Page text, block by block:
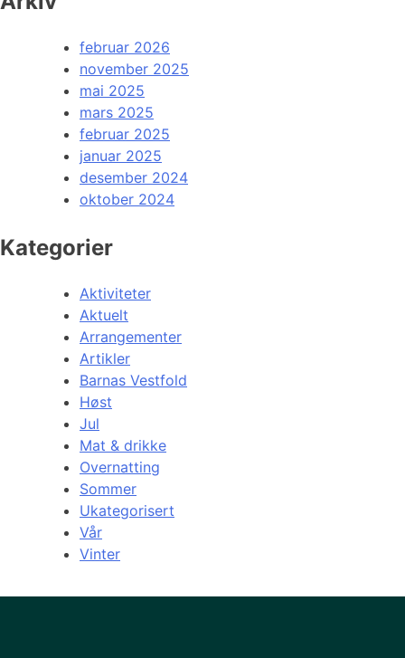
februar 2026
november 2025
mai 2025
mars 2025
februar 2025
januar 2025
desember 2024
oktober 2024
Kategorier
Aktiviteter
Aktuelt
Arrangementer
Artikler
Barnas Vestfold
Høst
Jul
Mat & drikke
Overnatting
Sommer
Ukategorisert
Vår
Vinter